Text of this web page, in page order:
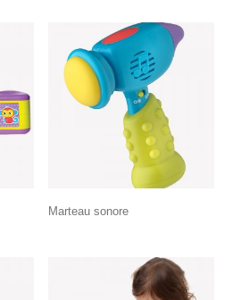
Marteau sonore